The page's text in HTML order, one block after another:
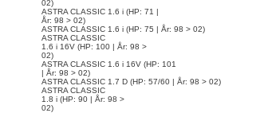
02)
ASTRA CLASSIC 1.6 i (HP: 71 |
År: 98 > 02)
ASTRA CLASSIC 1.6 i (HP: 75 | År: 98 > 02)
ASTRA CLASSIC
1.6 i 16V (HP: 100 | År: 98 >
02)
ASTRA CLASSIC 1.6 i 16V (HP: 101
| År: 98 > 02)
ASTRA CLASSIC 1.7 D (HP: 57/60 | År: 98 > 02)
ASTRA CLASSIC
1.8 i (HP: 90 | År: 98 >
02)